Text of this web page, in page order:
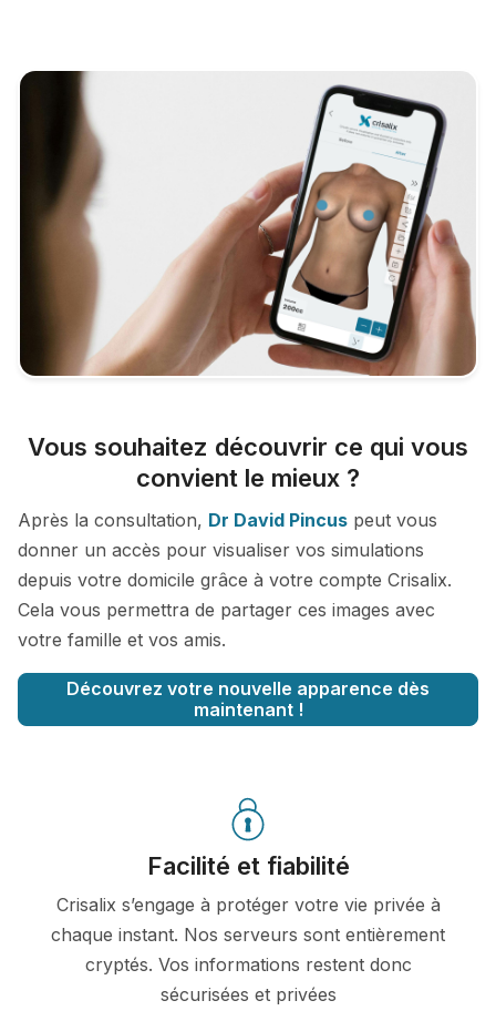
Vous souhaitez découvrir ce qui vous
convient le mieux ?
Après la consultation, Dr David Pincus peut vous
donner un accès pour visualiser vos simulations
depuis votre domicile grâce à votre compte Crisalix.
Cela vous permettra de partager ces images avec
votre famille et vos amis.
Découvrez votre nouvelle apparence dès
maintenant !
Facilité et fiabilité
Crisalix s’engage à protéger votre vie privée à
chaque instant. Nos serveurs sont entièrement
cryptés. Vos informations restent donc
sécurisées et privées